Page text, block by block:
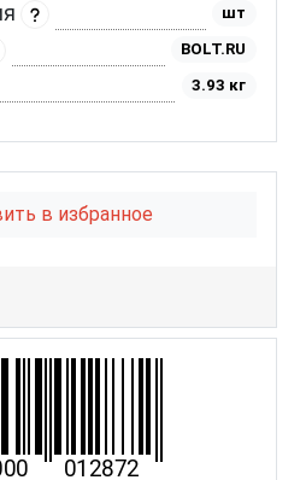
шт
BOLT.RU
3.93 кг
в избранное